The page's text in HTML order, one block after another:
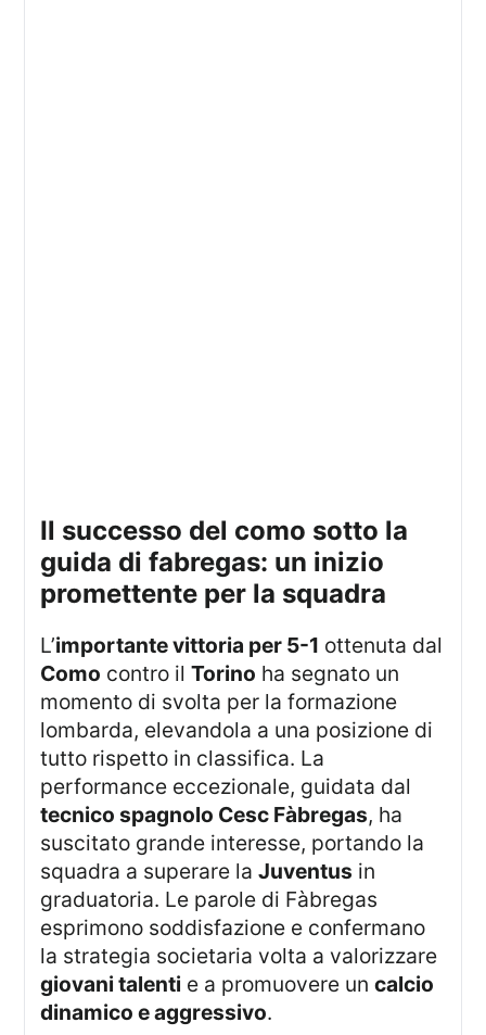
il successo del como sotto la
guida di fabregas: un inizio
promettente per la squadra
L’importante vittoria per 5-1 ottenuta dal
Como contro ilTorino ha segnato un
momento di svolta per la formazione
lombarda, elevandola a una posizione di
tutto rispetto in classifica. La
performance eccezionale, guidata dal
tecnico spagnolo Cesc Fàbregas, ha
suscitato grande interesse, portando la
squadra a superare laJuventus in
graduatoria. Le parole di Fàbregas
esprimono soddisfazione e confermano
la strategia societaria volta a valorizzare
giovani talenti e a promuovere uncalcio
dinamico e aggressivo.